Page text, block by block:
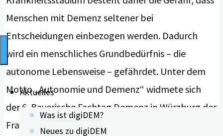
Aktuelles
Was ist digiDEM?
Neues zu digiDEM
Menschen mit Demenz seltener bei
Entscheidungen einbezogen werden. Dadurch
wird ein menschliches Grundbedürfnis – die
autonome Lebensweise – gefährdet. Unter dem
Motto „Autonomie und Demenz“ widmete sich
der 6. Bayerische Fachtag Demenz in Würzburg der
Frage, wie Autonomie und Demenz vereinbar sind